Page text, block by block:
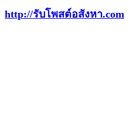
http://รับโพสต์อสังหา.com